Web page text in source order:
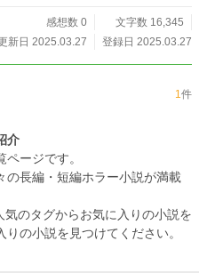
感想数 0
文字数 16,345
新日 2025.03.27
登録日 2025.03.27
1件
介
ージです。
の長編・短編ホラー小説が満載
気のタグからお気に入りの小説を
の小説を見つけてください。